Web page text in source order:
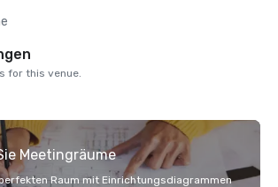
for this venue.
Meetingräume
Raum mit Einrichtungsdiagrammen